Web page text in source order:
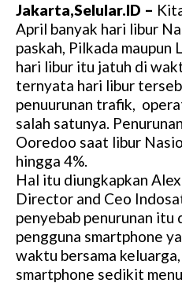
Jakarta,Selular.ID –
April banyak hari libur
paskah, Pilkada maupun
hari libur itu jatuh di
ternyata hari libur
penuurunan trafik,
salah satunya.
Ooredoo saat libur
hingga 4%.
Hal itu diungkapkan
Director and Ceo
penyebab penurunan itu
pengguna smartphone
waktu bersama
smartphone sedikit